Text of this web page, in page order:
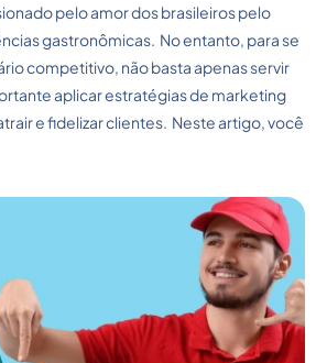
pelo amor dos brasileiros pelo
gastronômicas. No entanto, para se
competitivo, não basta apenas servir
aplicar estratégias de marketing
e fidelizar clientes. Neste artigo, você